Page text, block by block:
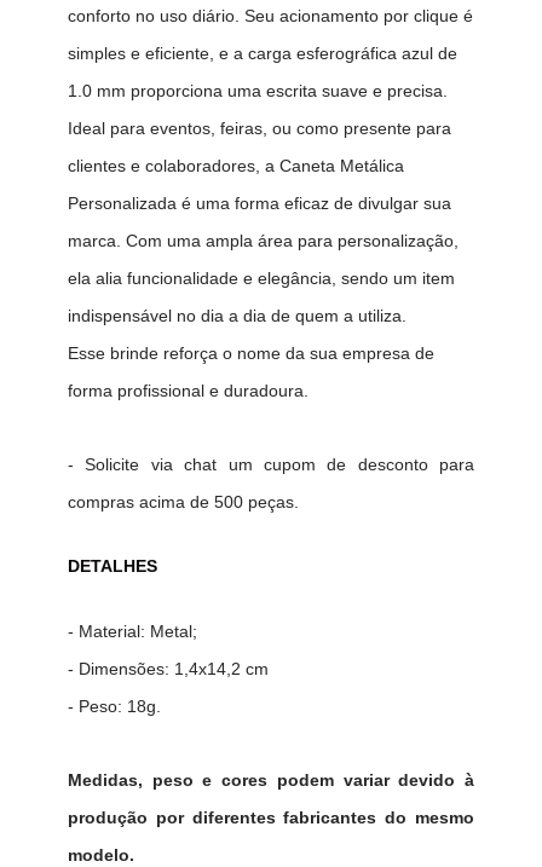
conforto no uso diário. Seu acionamento por clique é
simples e eficiente, e a carga esferográfica azul de
1.0 mm proporciona uma escrita suave e precisa.
Ideal para eventos, feiras, ou como presente para
clientes e colaboradores, a Caneta Metálica
Personalizada é uma forma eficaz de divulgar sua
marca. Com uma ampla área para personalização,
ela alia funcionalidade e elegância, sendo um item
indispensável no dia a dia de quem a utiliza.
Esse brinde reforça o nome da sua empresa de
forma profissional e duradoura.
- Solicite via chat um cupom de desconto para
compras acima de 500 peças.
DETALHES
- Material: Metal;
- Dimensões: 1,4x14,2 cm
- Peso: 18g.
Medidas, peso e cores podem variar devido à
produção por diferentes fabricantes do mesmo
modelo.